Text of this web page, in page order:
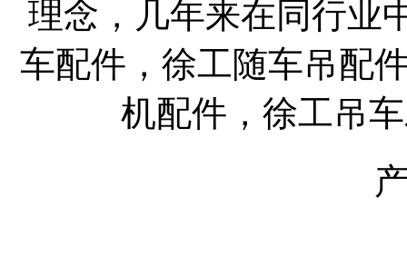
理念，几年来在同行
车配件，徐工随车吊配
机配件，徐工吊